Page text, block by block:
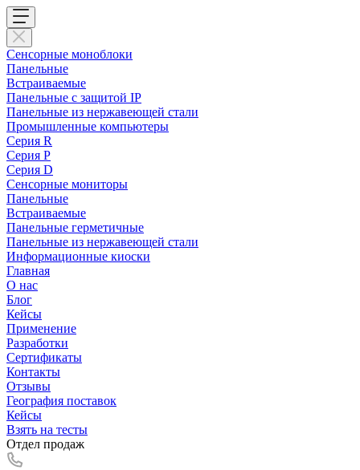
Сенсорные моноблоки
Панельные
Встраиваемые
Панельные с защитой IP
Панельные из нержавеющей стали
Промышленные компьютеры
Cерия R
Серия P
Серия D
Сенсорные мониторы
Панельные
Встраиваемые
Панельные герметичные
Панельные из нержавеющей стали
Информационные киоски
Главная
О нас
Блог
Кейсы
Применение
Разработки
Сертификаты
Контакты
Отзывы
География поставок
Кейсы
Взять на тесты
Отдел продаж